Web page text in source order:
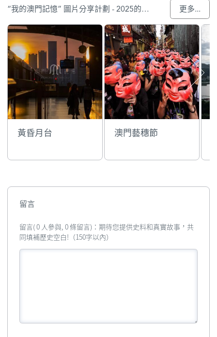
“我的澳門記憶” 圖片分享計劃 - 2025的參與作品 更多...
黃昏月台 澳門藝穗節
留言
留言( 0 人參與, 0 條留言)：期待您提供史料和真實故事，共
同填補歷史空白!（150字以內）